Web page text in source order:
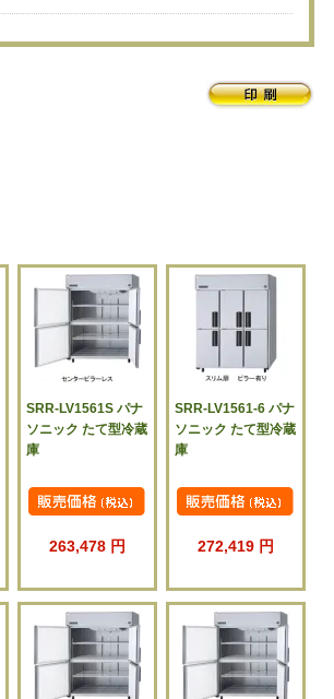
SRR-LV1561S パナ
ソニック たて型冷蔵
庫
263,478 円
SRR-LV1561-6 パナ
ソニック たて型冷蔵
庫
272,419 円